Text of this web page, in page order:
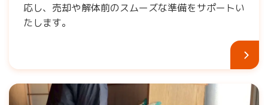
応し、売却や解体前のスムーズな準備をサポートい
たします。